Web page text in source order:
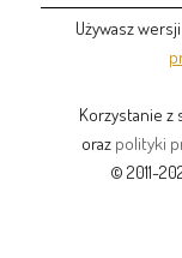
Używasz
Korzystanie z
oraz polityki
© 2011-